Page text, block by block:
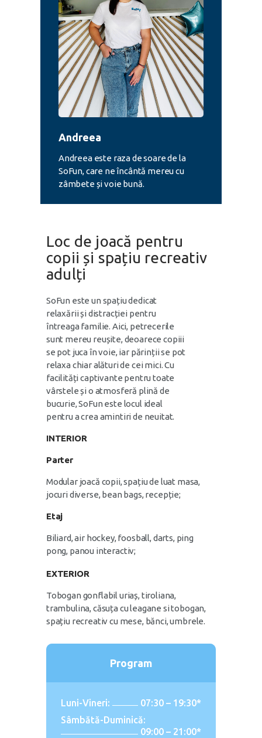
Andreea
Andreea este raza de soare de la
SoFun, care ne încântă mereu cu
zâmbete și voie bună.
Loc de joacă pentru
copii și spațiu recreativ
adulți
SoFun este un spațiu dedicat
relaxării și distracției pentru
întreaga familie. Aici, petrecerile
sunt mereu reușite, deoarece copiii
se pot juca în voie, iar părinții se pot
relaxa chiar alături de cei mici. Cu
facilități captivante pentru toate
vârstele și o atmosferă plină de
bucurie, SoFun este locul ideal
pentru a crea amintiri de neuitat.
INTERIOR
Parter
Modular joacă copii, spațiu de luat masa,
jocuri diverse, bean bags, recepție;
Etaj
Biliard, air hockey, foosball, darts, ping
pong, panou interactiv;
EXTERIOR
Tobogan gonflabil uriaș, tiroliana,
trambulina, căsuța cu leagane si tobogan,
spațiu recreativ cu mese, bănci, umbrele.
Program
Luni-Vineri:
07:30 – 19:30*
Sâmbătă-Duminică:
09:00 – 21:00*